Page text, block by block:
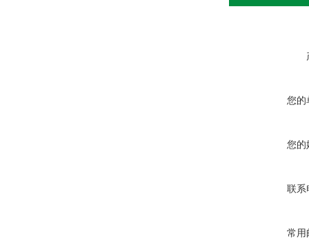
您的
您的
联系
常用